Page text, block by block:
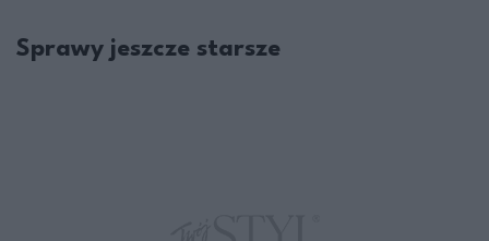
Sprawy jeszcze starsze